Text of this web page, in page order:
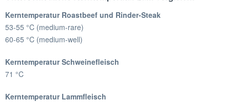
Kerntemperatur Roastbeef und Rinder-Steak
53-55 °C (medium-rare)
60-65 °C (medium-well)
Kerntemperatur Schweinefleisch
71 °C
Kerntemperatur Lammfleisch